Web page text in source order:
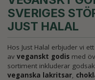
SVERIGES
JUST HALAL
Hos Just Halal erbjuder vi
av veganskt godis med
sortiment inkluderar
veganska lakritsar,